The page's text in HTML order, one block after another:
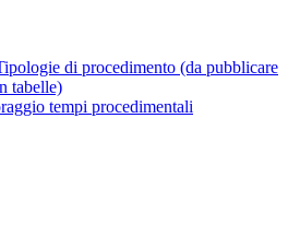
di procedimento (da pubblicare
tabelle)
tempi procedimentali